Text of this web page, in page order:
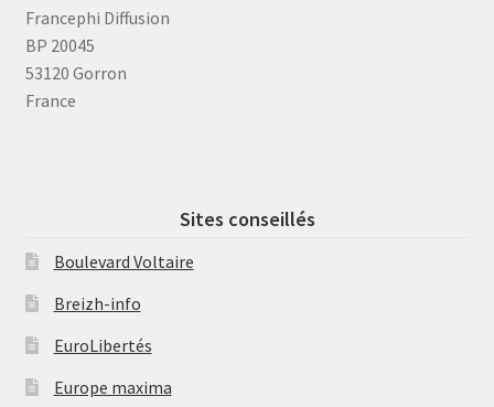
Francephi Diffusion
BP 20045
53120 Gorron
France
Sites conseillés
Boulevard Voltaire
Breizh-info
EuroLibertés
Europe maxima